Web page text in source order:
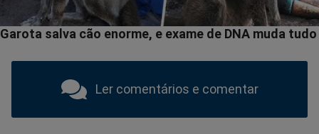
Ler comentários e comentar